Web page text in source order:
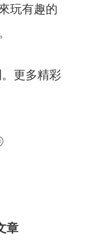
玩有趣的
更多精彩
章